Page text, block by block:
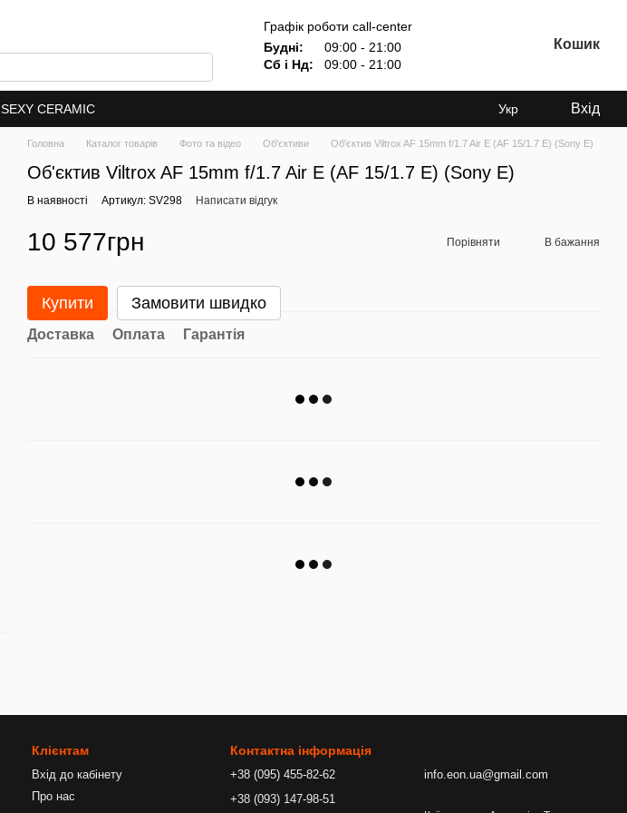
Графік роботи call-center
Будні:
09:00 - 21:00
Сб і Нд:
09:00 - 21:00
Кошик
SEXY CERAMIC Укр Вхід
Головна Каталог товарів Фото та відео Об'єктиви Об'єктив Viltrox AF 15mm f/1.7 Air E (AF 15/1.7 E) (Sony E)
Об'єктив Viltrox AF 15mm f/1.7 Air E (AF 15/1.7 E) (Sony E)
В наявності Артикул: SV298 Написати відгук
10 577грн Порівняти В бажання
Купити Замовити швидко
Доставка Оплата Гарантія
Клієнтам
Вхід до кабінету
Про нас
Контактна інформація
+38 (095) 455-82-62
+38 (093) 147-98-51
info.eon.ua@gmail.com